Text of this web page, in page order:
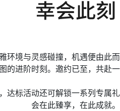
幸会此刻
环境与灵感碰撞，机遇便由
的进阶时刻。邀约已至，共赴
达标活动还可解锁一系列专
会在此臻享，在此成就。​